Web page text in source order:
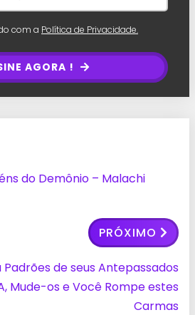
com a Política de Privacidade.
AGORA !
do Demônio – Malachi
PRÓXIMO
Padrões de seus Antepassados
Mude-os e Você Rompe estes
Carmas